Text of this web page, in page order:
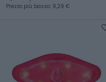
Prezzo più basso: 9,29 €